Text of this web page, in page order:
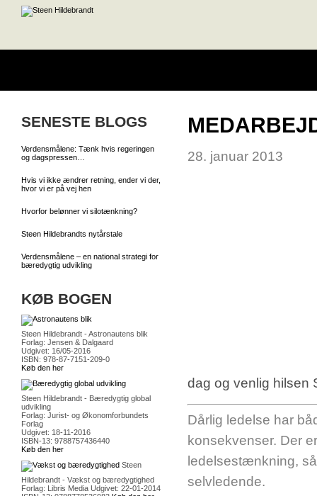
SENESTE BLOGS
Verdensmålene: Tænk hvis regeringen
og dagspressen…
Hvis vi ikke ændrer retning, ender vi der,
hvor vi er på vej hen
Hvorfor belønner vi silotænkning?
Steen Hildebrandts nytårstale
Verdensmålene – en national strategi for
bæredygtig udvikling
KØB BOGEN
Steen Hildebrandt - Astronautens blik
Forlag: Jensen & Dalgaard
Udgivet: 16/05-2016
ISBN: 978-87-7151-209-0
Køb den her
Steen Hildebrandt - Bæredygtig global
udvikling
Forlag: Jurist- og Økonomforbundets
Forlag
Udgivet: 18-11-2016
ISBN-13: 9788757436440
Køb den her
Steen
Hildebrandt - Vækst og bæredygtighed
Forlag: Libris Media Udgivet: 22-01-2014
28. januar 2013
dag og venlig hilsen
Dårlig ledelse har
konsekvenser. Der
ledelsestænkning,
selvledende.